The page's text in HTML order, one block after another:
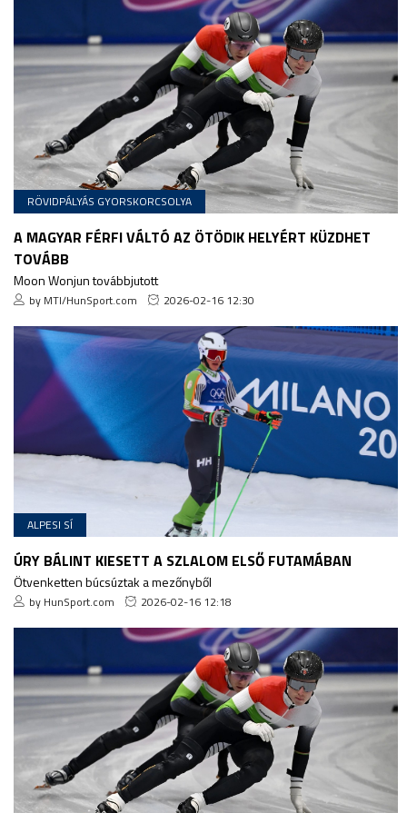
RÖVIDPÁLYÁS GYORSKORCSOLYA
A MAGYAR FÉRFI VÁLTÓ AZ ÖTÖDIK HELYÉRT KÜZDHET
TOVÁBB
Moon Wonjun továbbjutott
by MTI/HunSport.com 2026-02-16 12:30
ALPESI SÍ
ÚRY BÁLINT KIESETT A SZLALOM ELSŐ FUTAMÁBAN
Ötvenketten búcsúztak a mezőnyből
by HunSport.com 2026-02-16 12:18